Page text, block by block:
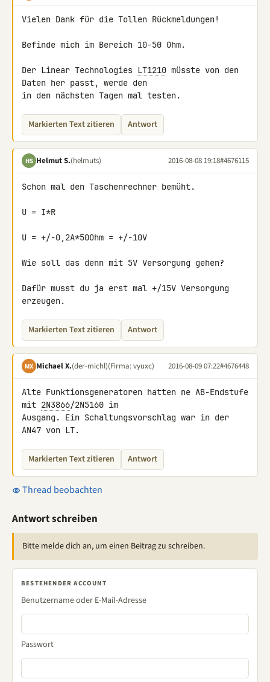
Vielen Dank für die Tollen Rückmeldungen!
Befinde mich im Bereich 10-50 Ohm.
Der Linear Technologies LT1210 müsste von den
Daten her passt, werde den
in den nächsten Tagen mal testen.
Markierten Text zitieren Antwort
HS Helmut S.(helmuts) 2016-08-08 19:18#4676115
Schon mal den Taschenrechner bemüht.
U = I*R
U = +/-0,2A*50Ohm = +/-10V
Wie soll das denn mit 5V Versorgung gehen?
Dafür musst du ja erst mal +/15V Versorgung
erzeugen.
Markierten Text zitieren Antwort
MX Michael X.(der-michl)(Firma: vyuxc) 2016-08-09 07:22#4676448
Alte Funktionsgeneratoren hatten ne AB-Endstufe
mit 2N3866/2N5160 im
Ausgang. Ein Schaltungsvorschlag war in der
AN47 von LT.
Markierten Text zitieren Antwort
Thread beobachten
Antwort schreiben
Bitte melde dich an, um einen Beitrag zu schreiben.
BESTEHENDER ACCOUNT
Benutzername oder E-Mail-Adresse
Passwort